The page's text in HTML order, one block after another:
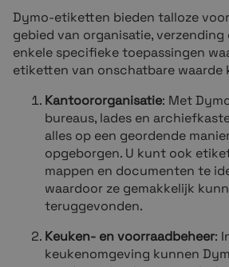
Dymo-etiketten bieden talloze
gebied van organisatie, verzending
enkele specifieke toepassingen
etiketten van onschatbare waarde
Kantoororganisatie: Met
bureaus, lades en
alles op een geordende
opgeborgen. U kunt ook
mappen en documenten te
waardoor ze gemakkelijk
teruggevonden.
Keuken- en voorraadbeheer:
keukenomgeving kunnen